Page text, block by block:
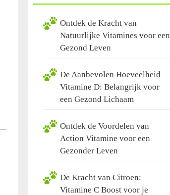
Ontdek de Kracht van
Natuurlijke Vitamines voor een
Gezond Leven
De Aanbevolen Hoeveelheid
Vitamine D: Belangrijk voor
een Gezond Lichaam
Ontdek de Voordelen van
Action Vitamine voor een
Gezonder Leven
De Kracht van Citroen:
Vitamine C Boost voor je